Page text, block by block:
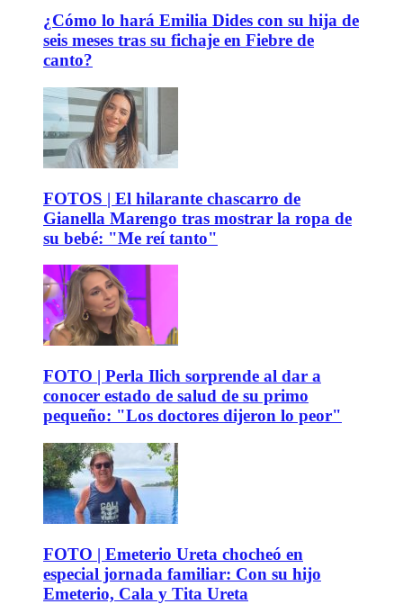
¿Cómo lo hará Emilia Dides con su hija de
seis meses tras su fichaje en Fiebre de
canto?
FOTOS | El hilarante chascarro de
Gianella Marengo tras mostrar la ropa de
su bebé: "Me reí tanto"
FOTO | Perla Ilich sorprende al dar a
conocer estado de salud de su primo
pequeño: "Los doctores dijeron lo peor"
FOTO | Emeterio Ureta chocheó en
especial jornada familiar: Con su hijo
Emeterio, Cala y Tita Ureta